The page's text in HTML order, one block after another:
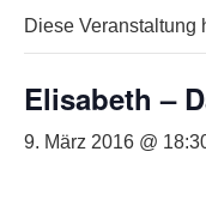
Diese Veranstaltung
Elisabeth –
9. März 2016 @